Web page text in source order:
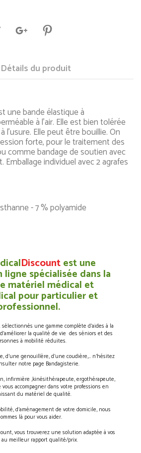
Détails du produit
une bande élastique à
à l'air. Elle est bien tolérée
l'usure. Elle peut être bouillie. On
forte, pour le traitement des
comme bandage de soutien avec
individuel avec 2 agrafes
- 7 % polyamide
Discountest une
spécialisée dans la
matériel médical et
pour particulier et
une gamme complète d’aides à la
la qualité de vie des séniors et des
à mobilité réduites.
d’une genouillère, d’une coudière,… n’hésitez
notre page Bandagisterie.
infirmière ,kinésithérapeute, ergothérapeute,
accompagner dans votre professions en
du matériel de qualité.
d’aménagement de votre domicile, nous
là pour vous aider.
vous trouverez une solution adaptée à vos
au meilleur rapport qualité/prix.